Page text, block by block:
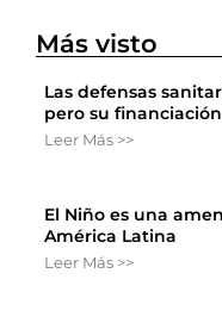
Más visto
Las defensas
pero su
Leer Más >>
El Niño es una
América Latina
Leer Más >>